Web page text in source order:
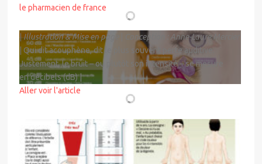
le pharmacien de france
|Illustration & Mise en page
Conception : Anne-Laure Mercier
| Qui dit acouphène, dit le plus souvent perte auditive.
Justement, le bruit – ou plutôt son intensité – se mesure
en décibels (dB) |
Aller voir l'article